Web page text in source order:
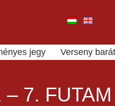
jegy Verseny
7.